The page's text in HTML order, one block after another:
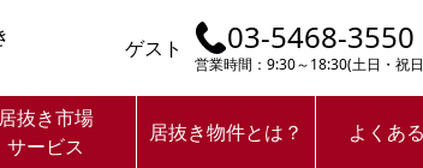
ゲスト 03-5468-3550
営業時間：9:30～18:30(土日・祝
居抜き市場
サービス
居抜き物件とは？ よくあ